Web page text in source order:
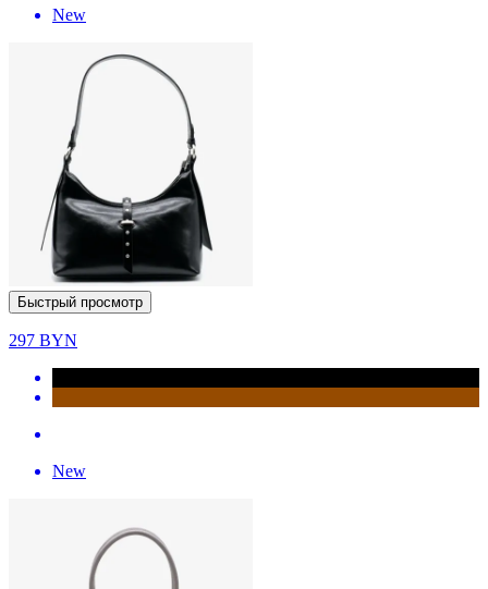
New
Быстрый просмотр
297 BYN
New